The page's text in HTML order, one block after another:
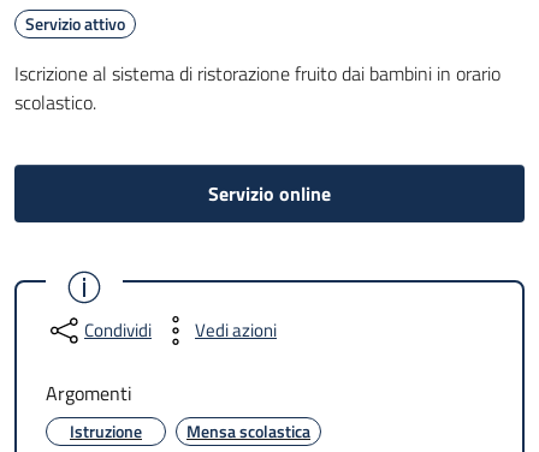
Servizio attivo
Iscrizione al sistema di ristorazione fruito dai bambini in orario
scolastico.
Servizio online
Condividi Vedi azioni
Argomenti
Istruzione Mensa scolastica